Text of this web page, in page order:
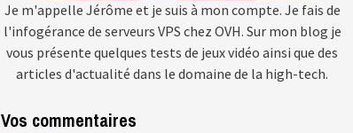
Je m'appelle Jérôme et je suis à mon compte. Je fais de
l'infogérance de serveurs VPS chez OVH. Sur mon blog je
vous présente quelques tests de jeux vidéo ainsi que des
articles d'actualité dans le domaine de la high-tech.
Vos commentaires